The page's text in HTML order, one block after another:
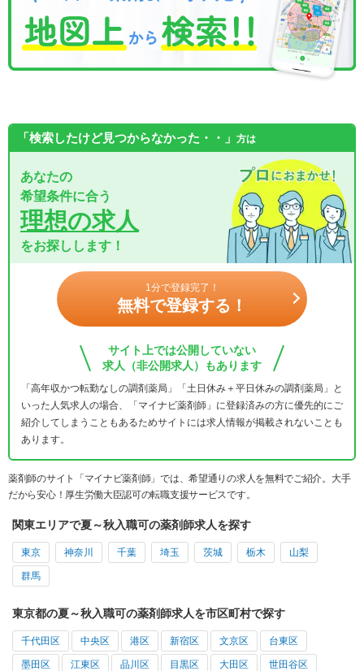
「検索したけど見つからなかった・・」 方は
あなたの
希望条件に合う
理想の求人
をお探しします！
1分で登録完了！
無料で登録する！
サイト上では公開していない
求人（非公開求人）もあります
「高年収かつ転勤なしの調剤薬局」「土日休み＋平日休みの調剤薬局」と
いった人気求人の場合、「マイナビ薬剤師」に登録済みの方に優先的にご
紹介してしまうこともあるためサイトには求人情報が掲載されないことも
あります。
薬剤師のサイト「マイナビ薬剤師」では、希望通りの求人を無料でご紹介。大手
だから安心！厚生労働大臣認可の転職支援サービスです。
関東エリアで夏～秋入職可の薬剤師求人を探す
東京 神奈川 千葉 埼玉 茨城 栃木 山梨
群馬
東京都の夏～秋入職可の薬剤師求人を市区町村で探す
千代田区 中央区 港区 新宿区 文京区 台東区
墨田区 江東区 品川区 目黒区 大田区 世田谷区